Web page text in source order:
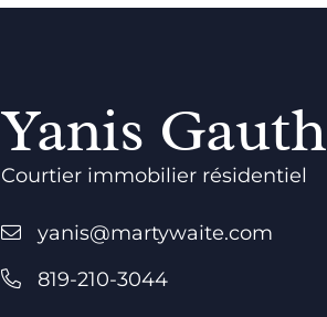
Yanis
Courtier immobilier résidentiel
yanis@martywaite.com
819-210-3044